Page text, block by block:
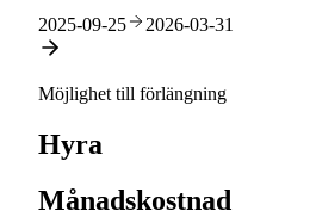
2025-09-25 2026-03-31
Möjlighet till förlängning
Hyra
Månadskostnad